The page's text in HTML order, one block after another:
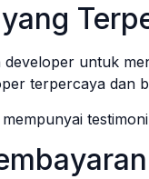
untuk
terpercaya dan